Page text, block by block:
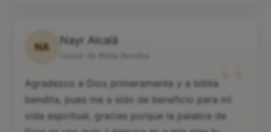
NA
Nayr Alcalá
“
Agradezco a Dios primeramente y a biblia
bendita, pues me a sido de beneficio para mí
vida espiritual, gracias porque la palabra de